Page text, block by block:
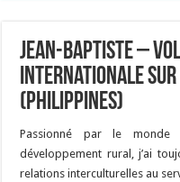
Jean-Baptiste –
Internationale sur
(Philippines)
Passionné par le monde
développement rural, j’ai
relations interculturelles au